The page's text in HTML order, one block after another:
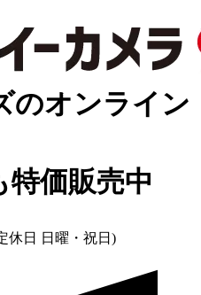
のオンライン
特価販売中
休日 日曜・祝日)